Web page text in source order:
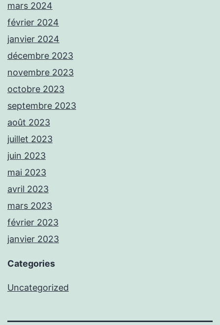
mars 2024
février 2024
janvier 2024
décembre 2023
novembre 2023
octobre 2023
septembre 2023
août 2023
juillet 2023
juin 2023
mai 2023
avril 2023
mars 2023
février 2023
janvier 2023
Categories
Uncategorized